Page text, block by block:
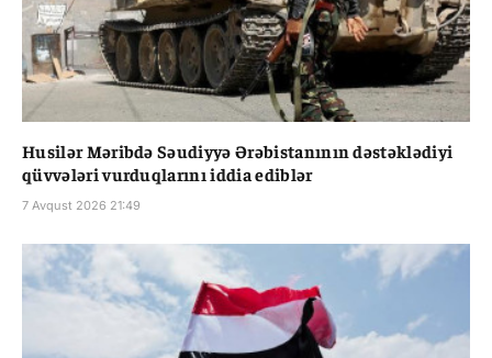
Husilər Məribdə Səudiyyə Ərəbistanının dəstəklədiyi
qüvvələri vurduqlarını iddia ediblər
7 Avqust 2026 21:49